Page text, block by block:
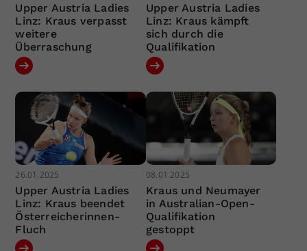
Upper Austria Ladies
Linz: Kraus verpasst
weitere
Überraschung
Upper Austria Ladies
Linz: Kraus kämpft
sich durch die
Qualifikation
26.01.2025
Upper Austria Ladies
Linz: Kraus beendet
Österreicherinnen-
Fluch
08.01.2025
Kraus und Neumayer
in Australian-Open-
Qualifikation
gestoppt